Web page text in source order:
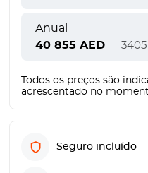
Anual
40 855 AED 3405
Todos os preços são
acrescentado no
Seguro incluído